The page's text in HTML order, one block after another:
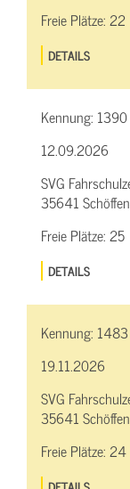
Freie Plätze:22
DETAILS
Kennung: 1390
12.09.2026
SVG
35641
Freie Plätze:25
DETAILS
Kennung: 1483
19.11.2026
SVG
35641
Freie Plätze:24